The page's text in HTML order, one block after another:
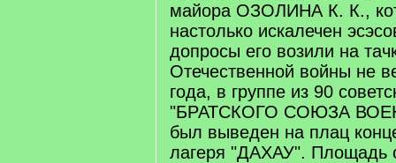
майора ОЗОЛИНА К. К.,
настолько искалечен
допросы его возили на
Отечественной войны не
года, в группе из 90
"БРАТСКОГО СОЮЗА
был выведен на плац
лагеря "ДАХАУ". Площадь